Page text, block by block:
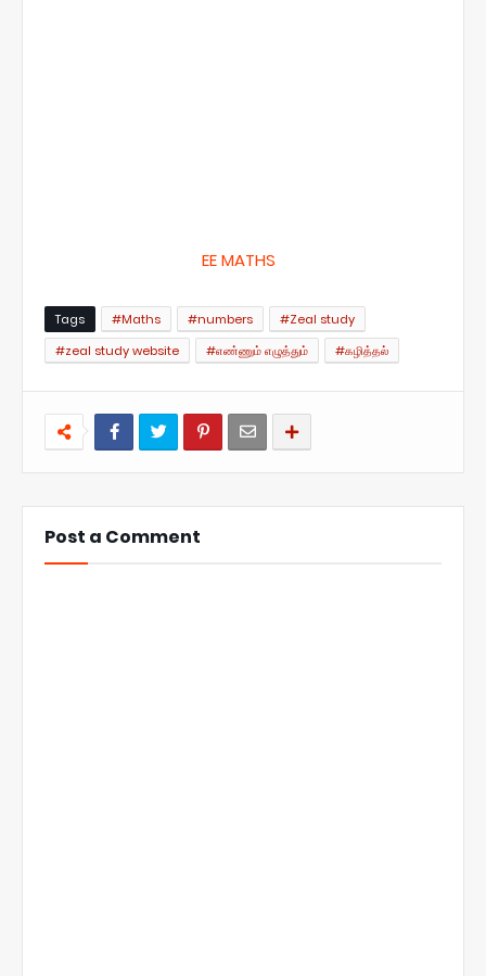
EE MATHS
Tags #Maths #numbers
#Zeal study
#zeal study website
#எண்ணும் எழுத்தும் #கழித்தல்
Post a Comment